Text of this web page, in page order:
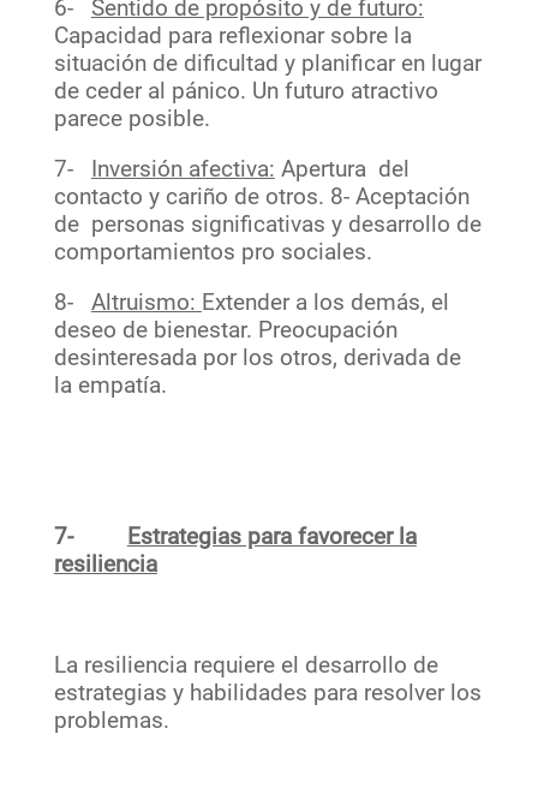
6- Sentido de propósito y de futuro:
Capacidad para reflexionar sobre la
situación de dificultad y planificar en lugar
de ceder al pánico. Un futuro atractivo
parece posible.
7- Inversión afectiva: Apertura del
contacto y cariño de otros. 8- Aceptación
de personas significativas y desarrollo de
comportamientos pro sociales.
8- Altruismo: Extender a los demás, el
deseo de bienestar. Preocupación
desinteresada por los otros, derivada de
la empatía.
7- Estrategias para favorecer la
resiliencia
La resiliencia requiere el desarrollo de
estrategias y habilidades para resolver los
problemas.